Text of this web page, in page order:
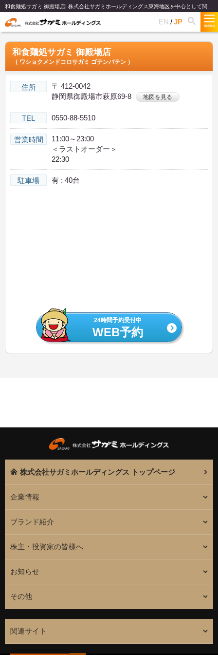
EN JP
和食麺処サガミ 御殿場店
（ ワショクメンドコロサガミ ゴテンバテン ）
住所
〒 412-0042
静岡県御殿場市萩原69-8
地図を見る
TEL 0550-88-5510
営業時間
11:00～23:00
＜ラストオーダー＞
22:30
駐車場 有 : 40台
24時間予約受付中
WEB予約
株式会社サガミホールディングス トップページ
企業情報
ブランド紹介
株主・投資家の皆様へ
お知らせ
その他
関連サイト